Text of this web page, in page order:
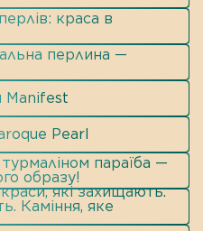
краса в
перлина —
Manifest
Pearl
параїба —
образу!
які захищають.
Каміння, яке